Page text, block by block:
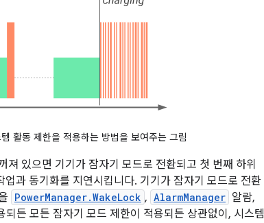
활동 제한을 적용하는 방법을 보여주는 그림
있으면 기기가 잠자기 모드로 전환되고 첫 번째 하위
과 동기화를 지연시킵니다. 기기가 잠자기 모드로 전환
PowerManager.WakeLock , AlarmManager 알람,
든 모든 잠자기 모드 제한이 적용되든 상관없이, 시스템